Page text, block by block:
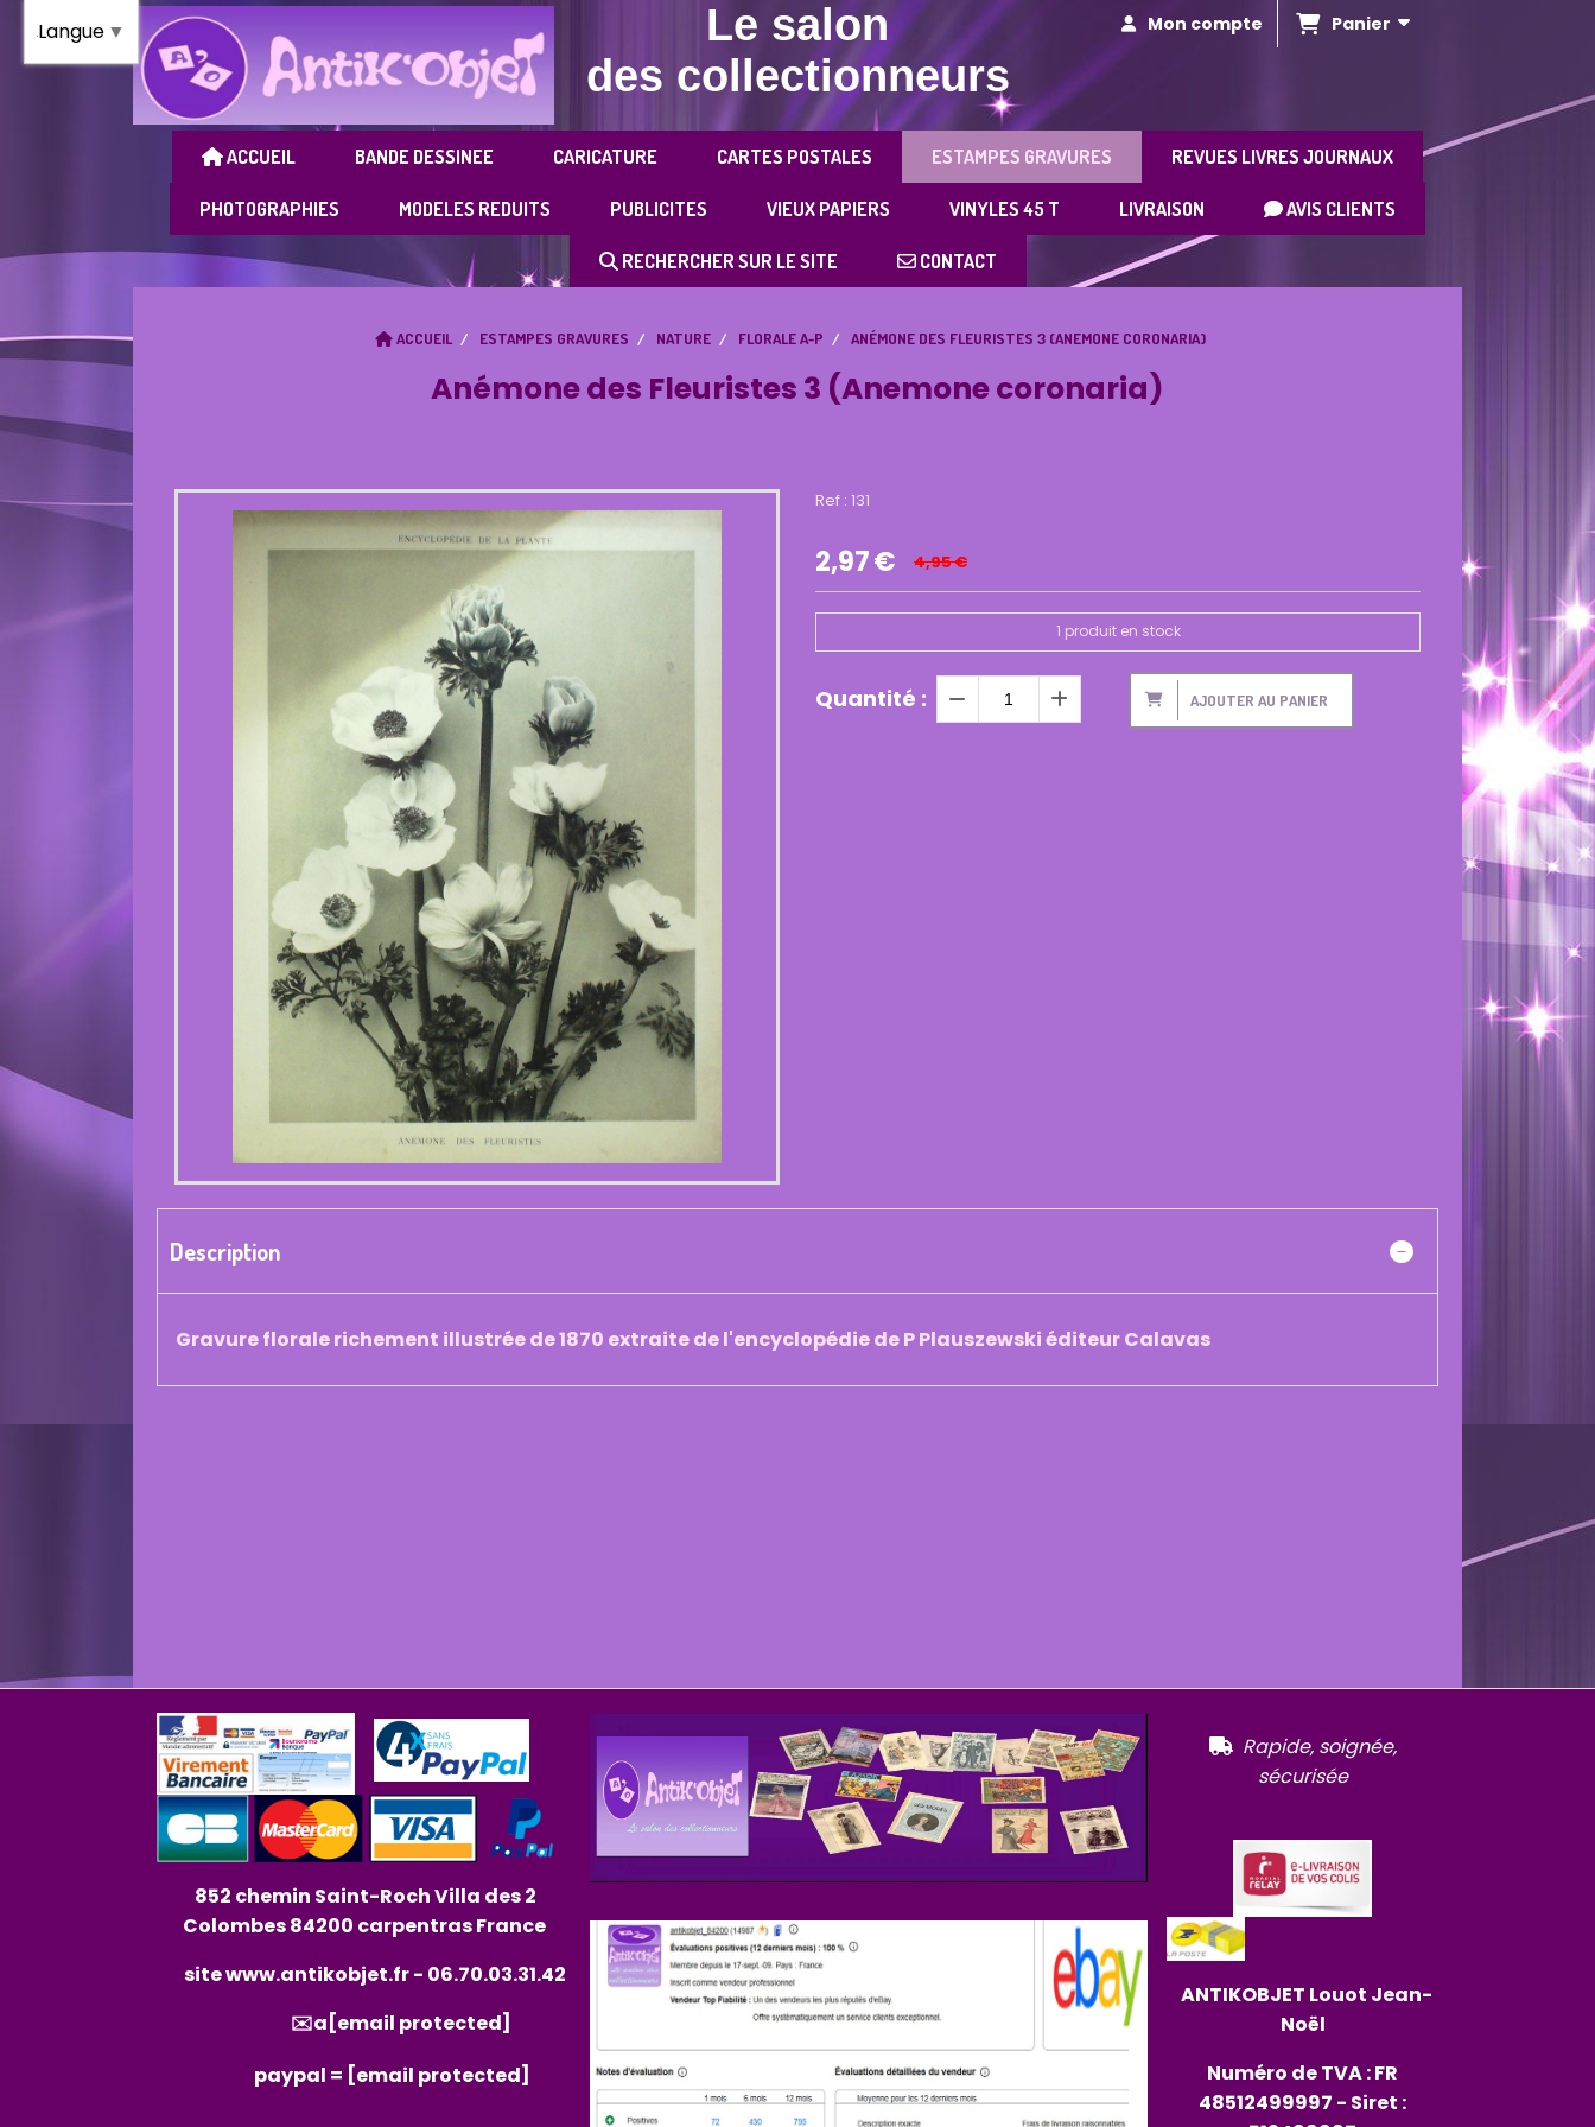
Le salon
des collectionneurs
Mon compte Panier
ACCUEIL BANDE DESSINEE CARICATURE CARTES POSTALES ESTAMPES GRAVURES REVUES LIVRES JOURNAUX
PHOTOGRAPHIES MODELES REDUITS PUBLICITES VIEUX PAPIERS VINYLES 45 T LIVRAISON AVIS CLIENTS
RECHERCHER SUR LE SITE CONTACT
ACCUEIL ESTAMPES GRAVURES NATURE FLORALE A-P ANÉMONE DES FLEURISTES 3 (ANEMONE CORONARIA)
Anémone des Fleuristes 3 (Anemone coronaria)
Ref : 131
2,97€ 4,95€
1 produit en stock
Quantité : AJOUTER AU PANIER
Description
Gravure florale richement illustrée de 1870 extraite de l'encyclopédie de P Plauszewski éditeur Calavas
852 chemin Saint-Roch Villa des 2
Colombes 84200 carpentras France
sitewww.antikobjet.fr- 06.70.03.31.42
✉️a [email protected]
paypal = [email protected]
 Rapide, soignée,
sécurisée
ANTIKOBJET Louot Jean-
Noël
Numéro de TVA : FR
48512499997 - Siret :
Langue ▼
Panneau de gestion des cookies